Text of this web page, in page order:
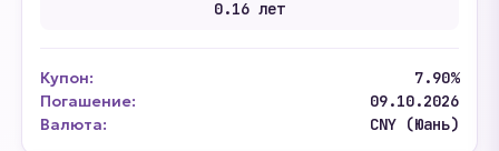
0.16 лет
Купон:
7.90%
Погашение:
09.10.2026
Валюта:
CNY (Юань)